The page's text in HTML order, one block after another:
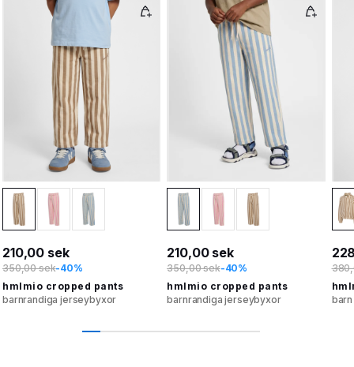
210,00 sek
350,00 sek-40%
hmlmio cropped pants
barnrandiga jerseybyxor
210,00 sek
350,00 sek-40%
hmlmio cropped pants
barnrandiga jerseybyxor